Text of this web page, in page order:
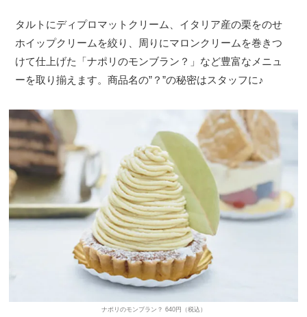
タルトにディプロマットクリーム、イタリア産の栗をのせ
ホイップクリームを絞り、周りにマロンクリームを巻きつ
けて仕上げた「ナポリのモンブラン？」など豊富なメニュ
ーを取り揃えます。商品名の”？”の秘密はスタッフに♪
ナポリのモンブラン？ 640円（税込）